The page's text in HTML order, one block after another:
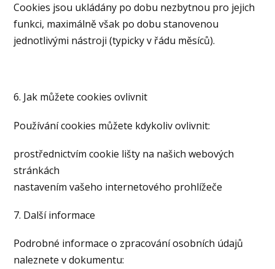
Cookies jsou ukládány po dobu nezbytnou pro jejich
funkci, maximálně však po dobu stanovenou
jednotlivými nástroji (typicky v řádu měsíců).
6. Jak můžete cookies ovlivnit
Používání cookies můžete kdykoliv ovlivnit:
prostřednictvím cookie lišty na našich webových
stránkách
nastavením vašeho internetového prohlížeče
7. Další informace
Podrobné informace o zpracování osobních údajů
naleznete v dokumentu: